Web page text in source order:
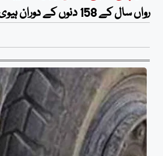
رواں سال کے 158 دنوں کے دوران ہیوی ٹریفک گاڑیوں کی ٹکر سے 139 افراد جان کی بازی ہار چکے ہیں